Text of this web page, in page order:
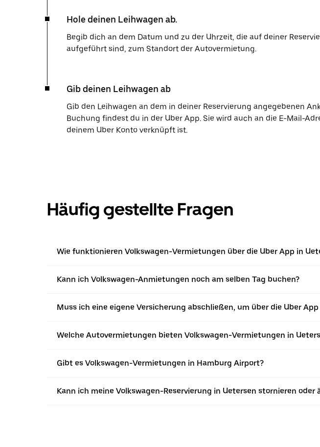
Hole deinen Leihwagen ab.
Begib dich an dem Datum und zu der Uhrzeit, die auf deiner
aufgeführt sind, zum Standort der Autovermietung.
Gib deinen Leihwagen ab
Gib den Leihwagen an dem in deiner Reservierung angegebenen
Buchung findest du in der Uber App. Sie wird auch an die E-Mail-
deinem Uber Konto verknüpft ist.
Häufig gestellte Fragen
Wie funktionieren Volkswagen-Vermietungen über die Uber App in
Kann ich Volkswagen-Anmietungen noch am selben Tag buchen?
Muss ich eine eigene Versicherung abschließen, um über die Uber
Welche Autovermietungen bieten Volkswagen-Vermietungen in
Gibt es Volkswagen-Vermietungen in Hamburg Airport?
Kann ich meine Volkswagen-Reservierung in Uetersen stornieren oder